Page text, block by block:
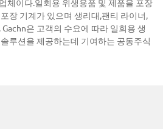
체이다.일회용 위생용품 및 제품을 포장
장 기계가 있으며 생리대,팬티 라이너,
은 고객의 수요에 따라 일회용 생
루션을 제공하는데 기여하는 공동주식